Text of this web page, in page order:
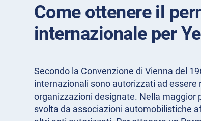
Come ottenere il
internazionale per
Secondo la Convenzione di Vienna del
internazionali sono autorizzati ad essere
organizzazioni designate. Nella maggior
svolta da associazioni automobilistiche